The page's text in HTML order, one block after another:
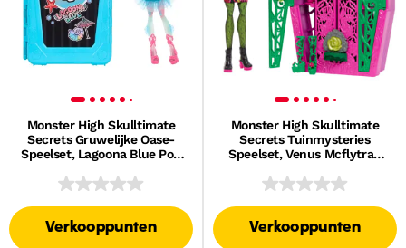
Monster High Skulltimate
Secrets Gruwelijke Oase-
Speelset, Lagoona Blue Pop
Verkooppunten
Monster High Skulltimate
Secrets Tuinmysteries
Speelset, Venus Mcflytrap
Verrassingen
Verkooppunten